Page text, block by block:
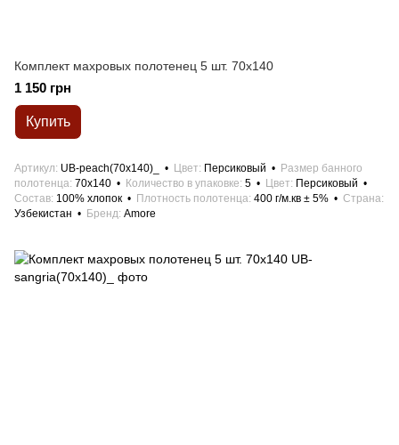
Комплект махровых полотенец 5 шт. 70x140
1 150 грн
Купить
Артикул UB-peach(70x140)_ Цвет Персиковый
Размер банного
полотенца 70x140 Количество в упаковке 5 Цвет
Персиковый
Состав 100% хлопок Плотность полотенца 400 г/м.кв ± 5%
Страна
Узбекистан
Бренд Amore